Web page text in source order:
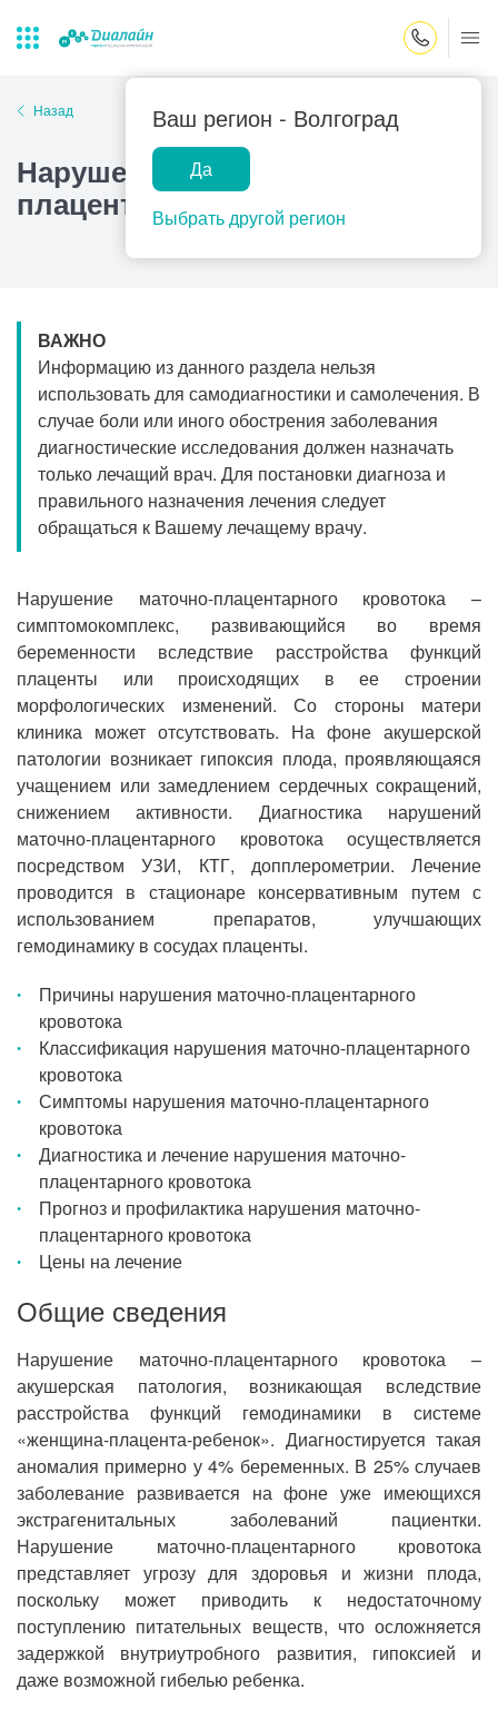
Ваш регион - Волгоград
Да
Выбрать другой регион
Лаборатории
Центр помощи
на дому
Закрыть поиск
Популярные запросы
Прием гинеколога
Прием гастроэнтеролога
Прием офтальмолога
Прием уролога
Прием хирурга
Прием кардиолога
Назад
Нарушение маточно-
плацентарного кровотока
ВАЖНО
Информацию из данного раздела нельзя
использовать для самодиагностики и самолечения. В
случае боли или иного обострения заболевания
диагностические исследования должен назначать
только лечащий врач. Для постановки диагноза и
правильного назначения лечения следует
обращаться к Вашему лечащему врачу.
Нарушение маточно-плацентарного кровотока –
симптомокомплекс, развивающийся во время
беременности вследствие расстройства функций
плаценты или происходящих в ее строении
морфологических изменений. Со стороны матери
клиника может отсутствовать. На фоне акушерской
патологии возникает гипоксия плода, проявляющаяся
учащением или замедлением сердечных сокращений,
снижением активности. Диагностика нарушений
маточно-плацентарного кровотока осуществляется
посредством УЗИ, КТГ, допплерометрии. Лечение
проводится в стационаре консервативным путем с
использованием препаратов, улучшающих
гемодинамику в сосудах плаценты.
Причины нарушения маточно-плацентарного
кровотока
Классификация нарушения маточно-плацентарного
кровотока
Симптомы нарушения маточно-плацентарного
кровотока
Диагностика и лечение нарушения маточно-
плацентарного кровотока
Прогноз и профилактика нарушения маточно-
плацентарного кровотока
Цены на лечение
Общие сведения
Нарушение маточно-плацентарного кровотока –
акушерская патология, возникающая вследствие
расстройства функций гемодинамики в системе
«женщина-плацента-ребенок». Диагностируется такая
аномалия примерно у 4% беременных. В 25% случаев
заболевание развивается на фоне уже имеющихся
экстрагенитальных заболеваний пациентки.
Нарушение маточно-плацентарного кровотока
представляет угрозу для здоровья и жизни плода,
поскольку может приводить к недостаточному
поступлению питательных веществ, что осложняется
задержкой внутриутробного развития, гипоксией и
даже возможной гибелью ребенка.